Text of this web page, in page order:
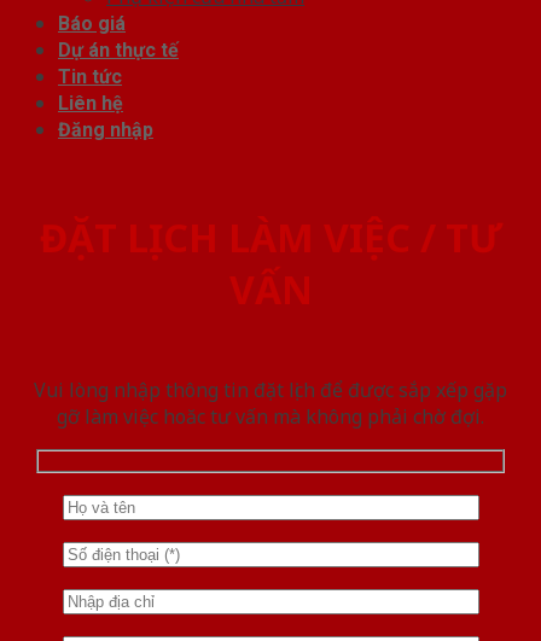
Báo giá
Dự án thực tế
Tin tức
Liên hệ
Đăng nhập
ĐẶT LỊCH LÀM VIỆC / TƯ
VẤN
Vui lòng nhập thông tin đặt lịch để được sắp xếp gặp
gỡ làm việc hoăc tư vấn mà không phải chờ đợi.